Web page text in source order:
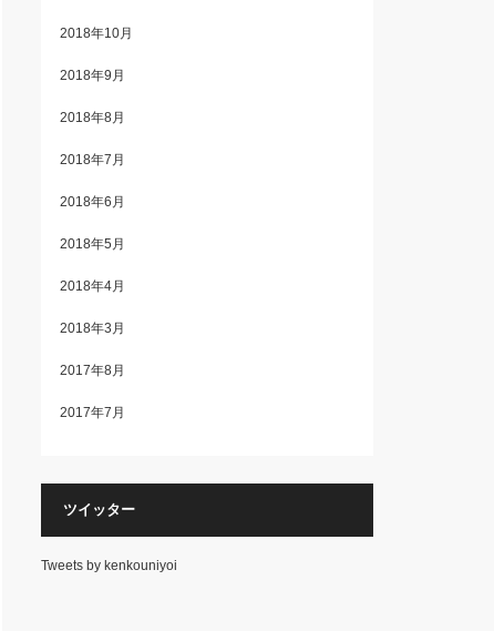
2018年10月
2018年9月
2018年8月
2018年7月
2018年6月
2018年5月
2018年4月
2018年3月
2017年8月
2017年7月
ツイッター
Tweets by kenkouniyoi